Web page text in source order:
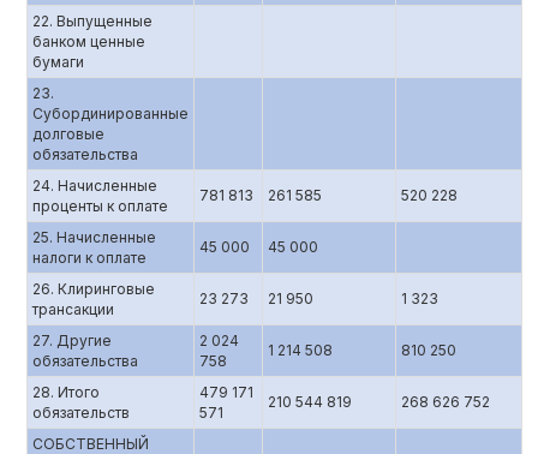
22. Выпущенные
банком ценные
бумаги
23.
Субординированные
долговые
обязательства
24. Начисленные
проценты к оплате
781 813 261 585 520 228
25. Начисленные
налоги к оплате
45 000 45 000
26. Клиринговые
трансакции
23 273 21 950 1 323
27. Другие
обязательства
2 024
758
1 214 508 810 250
28. Итого
обязательств
479 171
571
210 544 819 268 626 752
СОБСТВЕННЫЙ